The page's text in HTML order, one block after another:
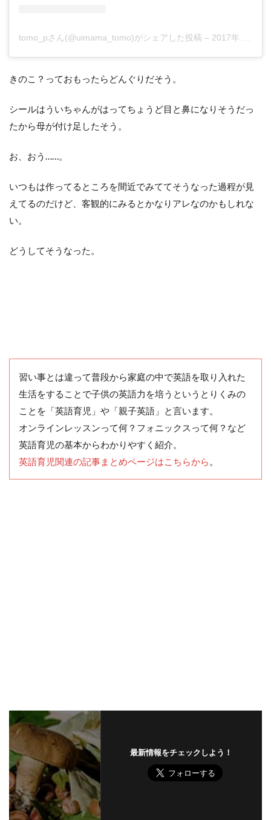
tomo_pさん(@uimama_tomo)がシェアした投稿 – 2017年 9月月16日午後5時34分PDT
きのこ？っておもったらどんぐりだそう。
シールはういちゃんがはってちょうど目と鼻になりそうだっ
たから母が付け足したそう。
お、おう……。
いつもは作ってるところを間近でみててそうなった過程が見
えてるのだけど、客観的にみるとかなりアレなのかもしれな
い。
どうしてそうなった。
習い事とは違って普段から家庭の中で英語を取り入れた
生活をすることで子供の英語力を培うというとりくみの
ことを「英語育児」や「親子英語」と言います。
オンラインレッスンって何？フォニックスって何？など
英語育児の基本からわかりやすく紹介。
英語育児関連の記事まとめページはこちらから 。
最新情報をチェックしよう！